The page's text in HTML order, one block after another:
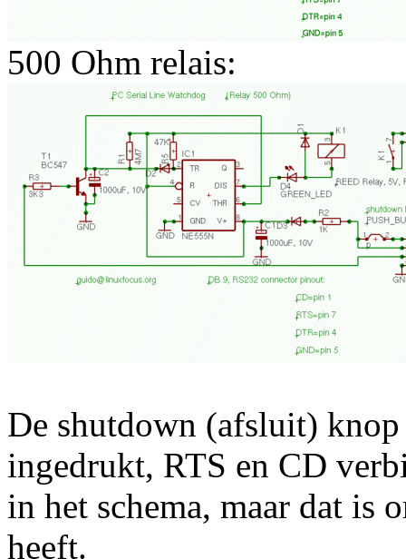
500 Ohm relais:
De shutdown (afsluit)
ingedrukt, RTS en CD
in het schema, maar dat is
heeft.